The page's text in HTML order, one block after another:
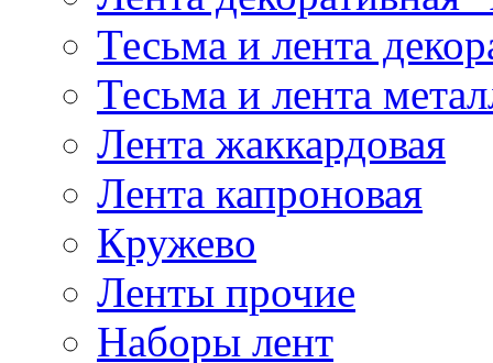
Тесьма и лента
Тесьма и лента
Лента жаккардовая
Лента капроновая
Кружево
Ленты прочие
Наборы лент